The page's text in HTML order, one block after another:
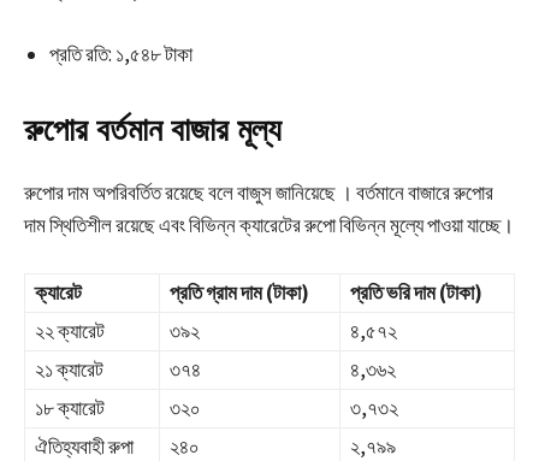
প্রতি রতি: ১,৫৪৮ টাকা
রুপোর বর্তমান বাজার মূল্য
রুপোর দাম অপরিবর্তিত রয়েছে বলে বাজুস জানিয়েছে । বর্তমানে বাজারে রুপোর
দাম স্থিতিশীল রয়েছে এবং বিভিন্ন ক্যারেটের রুপো বিভিন্ন মূল্যে পাওয়া যাচ্ছে।
ক্যারেট প্রতি গ্রাম দাম (টাকা)
প্রতি ভরি দাম (টাকা)
২২ ক্যারেট
৩৯২
৪,৫৭২
২১ ক্যারেট
৩৭৪
৪,৩৬২
১৮ ক্যারেট
৩২০
৩,৭৩২
ঐতিহ্যবাহী রুপা
২৪০ ২,৭৯৯